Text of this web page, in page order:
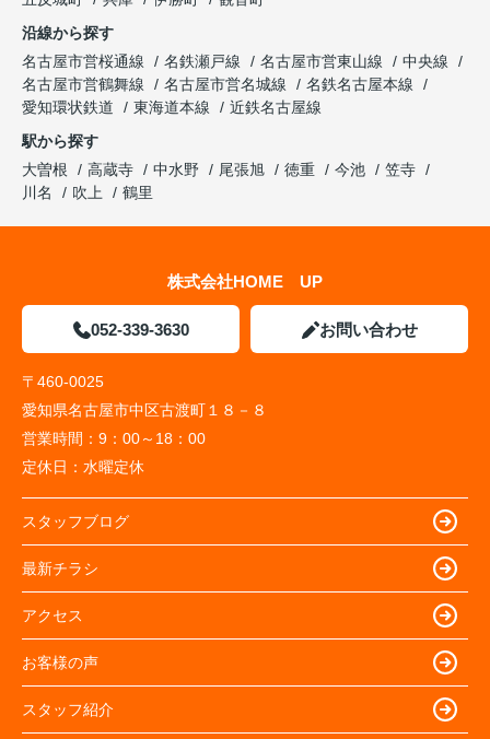
沿線から探す
名古屋市営桜通線
名鉄瀬戸線 名古屋市営東山線
中央線
名古屋市営鶴舞線
名古屋市営名城線
名鉄名古屋本線
愛知環状鉄道
東海道本線
近鉄名古屋線
駅から探す
大曽根
高蔵寺 中水野 尾張旭 徳重 今池
笠寺
川名
吹上 鶴里
株式会社HOME UP
052-339-3630 お問い合わせ
〒460-0025
愛知県名古屋市中区古渡町１８－８
営業時間： 9：00～18：00
定休日： 水曜定休
スタッフブログ
最新チラシ
アクセス
お客様の声
スタッフ紹介